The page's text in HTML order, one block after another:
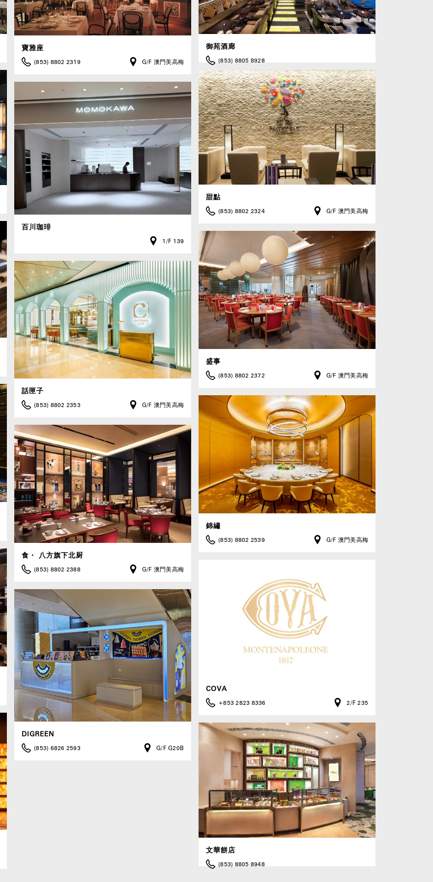
寶雅座
(853) 8802 2319 G/F 澳門美高梅
御苑酒廊
(853) 8805 8928
甜點
(853) 8802 2324 G/F 澳門美高梅
百川珈琲
1/F 139
盛事
(853) 8802 2372 G/F 澳門美高梅
話匣子
(853) 8802 2353 G/F 澳門美高梅
錦繡
(853) 8802 2539 G/F 澳門美高梅
食・ 八方旗下北厨
(853) 8802 2388 G/F 澳門美高梅
COVA
+853 2823 8336 2/F 235
DIGREEN
(853) 6826 2593 G/F G20B
文華餅店
(853) 8805 8948